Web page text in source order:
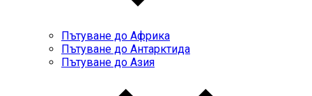
Пътуване до Африка
Пътуване до Антарктида
Пътуване до Азия